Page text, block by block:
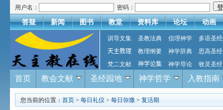
用户名： 密码：
答疑 新闻 图书 教堂 资料库 论坛 动画
训导文集 圣教法典 信理神学
多语圣经
天主教理
教理纲要 神学辞典
思高圣经
梵二文献
神学论集 神学导论 牧灵圣经
首页 教会文献 圣经园地 神学哲学 入教指南
您当前的位置： 首页 > 每日礼仪 > 每日弥撒 > 复活期